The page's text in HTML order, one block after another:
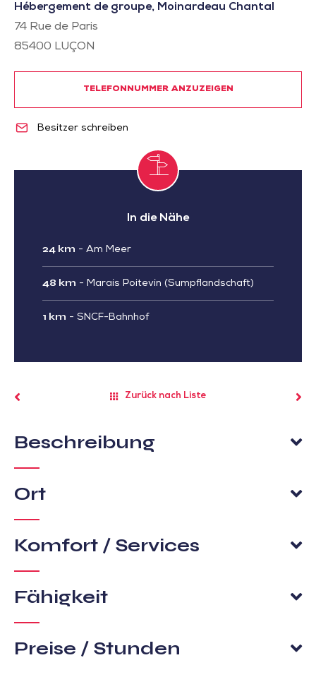
Hébergement de groupe, Moinardeau Chantal
74 Rue de Paris
85400 LUÇON
TELEFONNUMMER ANZUZEIGEN
Besitzer schreiben
In die Nähe
24 km - Am Meer
48 km - Marais Poitevin (Sumpflandschaft)
1 km - SNCF-Bahnhof
Zurück nach Liste
Beschreibung
Ort
Komfort / Services
Fähigkeit
Preise / Stunden